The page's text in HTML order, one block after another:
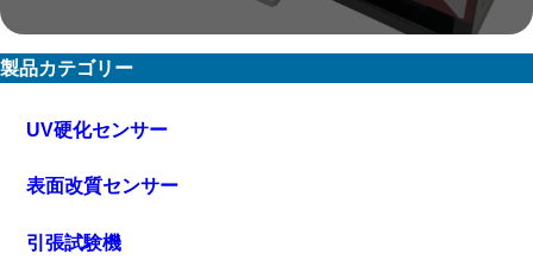
製品カテゴリー
UV硬化センサー
表面改質センサー
引張試験機